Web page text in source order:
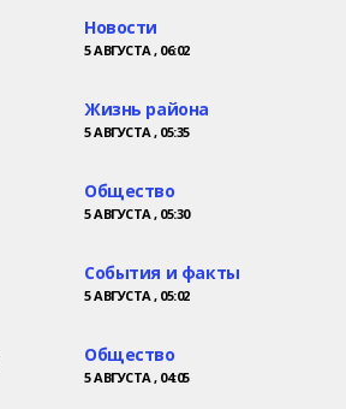
Новости
5 АВГУСТА , 06:02
Жизнь района
5 АВГУСТА , 05:35
Общество
5 АВГУСТА , 05:30
События и факты
5 АВГУСТА , 05:02
Общество
5 АВГУСТА , 04:05